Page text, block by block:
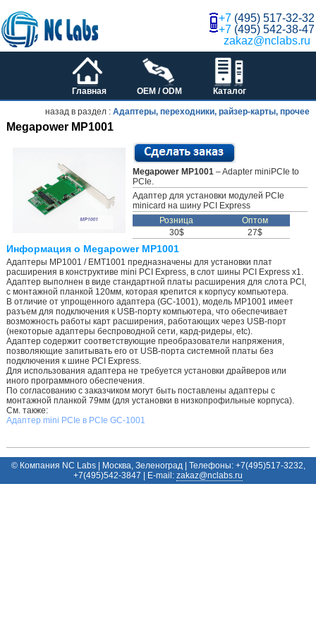
+7 (495) 517-32-32
+7 (495) 542-38-47
zakaz@nclabs.ru
Главная OEM / ODM Каталог
назад в раздел :Адаптеры, переходники, райзер-карты, прочее
Megapower MP1001
Megapower MP1001– Adapter miniPCIe to
PCIe.
Адаптер для установки модулей PCIe
minicard на шину PCI Express
Розница
Оптом
30$
27$
Информация о Megapower MP1001
Адаптеры MP1001 / EMT1001 предназначены для установки плат
расширения в конструктиве mini PCI Express, в слот шины PCI Express x1.
Адаптер выполнен в виде стандартной платы расширения для слота PCI,
с монтажной планкой 120мм, которая крепится к корпусу компьютера.
В отличие от упрощенного адаптера (GC-1001), модель MP1001 имеет
разъем для подключения к USB-порту компьютера, что обеспечивает
возможность работы карт расширения, работающих через USB-порт
(некоторые адаптеры беспроводной сети, кард-ридеры, etc).
Адаптер содержит соответствующие преобразователи напряжения,
позволяющие запитывать его от USB-порта системной платы без
подключения к шине PCI Express.
Для использования адаптера не требуется установки драйверов или
иного программного обеспечения.
По согласованию с заказчиком могут быть поставлены адаптеры с
монтажной планкой 79мм (для установки в низкопрофильные корпуса).
См. также:
Адаптер mini PCIe в PCIe GC-1001
© Компания NC Labs | Москва, Зеленоград | Телефоны: +7(495)517-3232,
+7(495)542-3847 | E-mail: ur.sbalcn@zakaz